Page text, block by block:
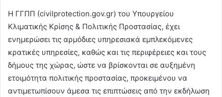
Η ΓΓΠΠ (civilprotection.gov.gr) του Υπουργείου
Κλιματικής Κρίσης & Πολιτικής Προστασίας, έχει
ενημερώσει τις αρμόδιες υπηρεσιακά εμπλεκόμενες
κρατικές υπηρεσίες, καθώς και τις περιφέρειες και τους
δήμους της χώρας, ώστε να βρίσκονται σε αυξημένη
ετοιμότητα πολιτικής προστασίας, προκειμένου να
αντιμετωπίσουν άμεσα τις επιπτώσεις από την εκδήλωση